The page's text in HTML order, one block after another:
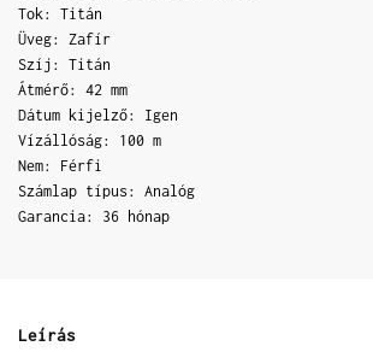
Tok: Titán
Üveg: Zafír
Szíj: Titán
Átmérő: 42 mm
Dátum kijelző: Igen
Vízállóság: 100 m
Nem: Férfi
Számlap típus: Analóg
Garancia: 36 hónap
Leírás